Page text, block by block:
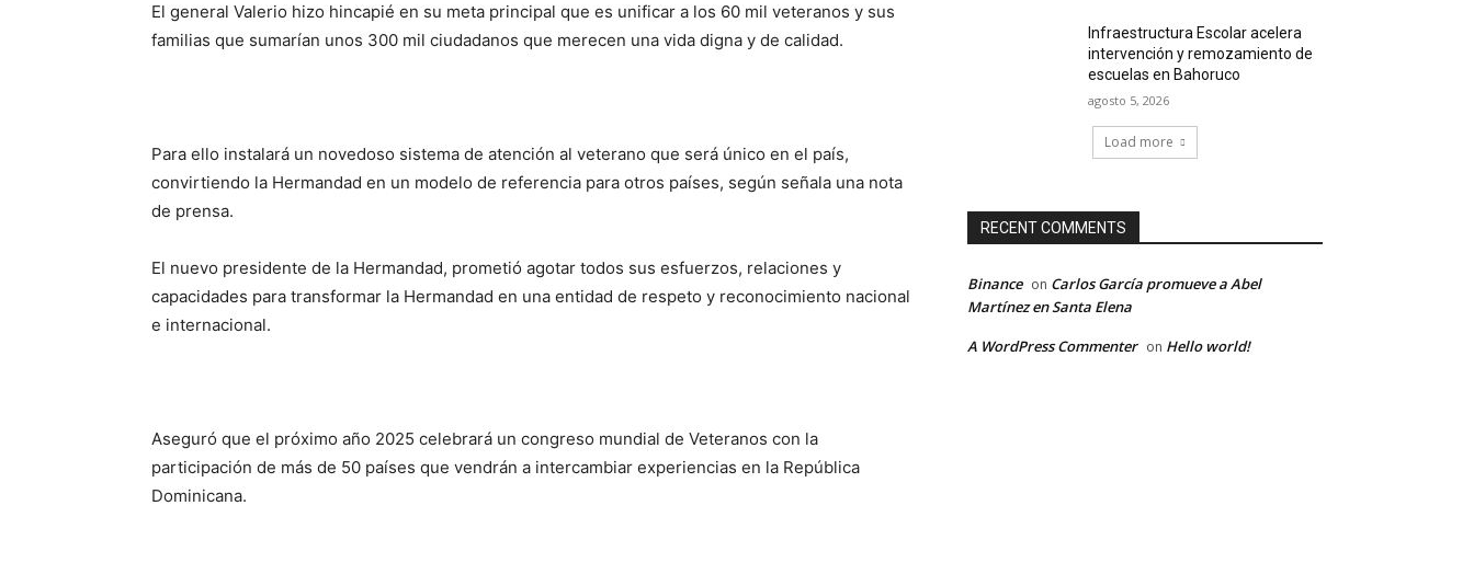
El general Valerio hizo hincapié en su meta principal que es unificar a los 60 mil veteranos y sus
familias que sumarían unos 300 mil ciudadanos que merecen una vida digna y de calidad.
Para ello instalará un novedoso sistema de atención al veterano que será único en el país,
convirtiendo la Hermandad en un modelo de referencia para otros países, según señala una nota
de prensa.
El nuevo presidente de la Hermandad, prometió agotar todos sus esfuerzos, relaciones y
capacidades para transformar la Hermandad en una entidad de respeto y reconocimiento nacional
e internacional.
Aseguró que el próximo año 2025 celebrará un congreso mundial de Veteranos con la
participación de más de 50 países que vendrán a intercambiar experiencias en la República
Dominicana.
Infraestructura Escolar acelera
intervención y remozamiento de
escuelas en Bahoruco
agosto 5, 2026
Load more
RECENT COMMENTS
Binance on Carlos García promueve a Abel
Martínez en Santa Elena
A WordPress Commenter on Hello world!